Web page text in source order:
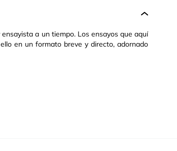
a un tiempo. Los ensayos que aquí
en un formato breve y directo, adornado